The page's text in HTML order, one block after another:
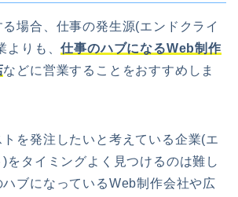
場合、仕事の発生源(エンドクライ
よりも、仕事のハブになるWeb制作
などに営業することをおすすめしま
を発注したいと考えている企業(エ
をタイミングよく見つけるのは難し
ブになっているWeb制作会社や広